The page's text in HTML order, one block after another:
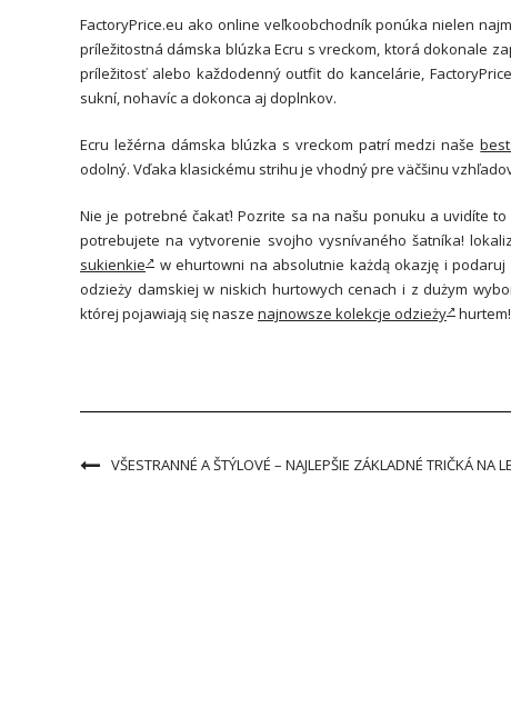
FactoryPrice.eu ako online veľkoobchodník ponúka nielen
príležitostná dámska blúzka Ecru s vreckom, ktorá dokonale
príležitosť alebo každodenný outfit do kancelárie,
sukní, nohavíc a dokonca aj doplnkov.
Ecru ležérna dámska blúzka s vreckom patrí medzi naše
odolný. Vďaka klasickému strihu je vhodný pre väčšinu
Nie je potrebné čakať! Pozrite sa na našu ponuku a uvidíte to
potrebujete na vytvorenie svojho vysnívaného šatníka!
sukienkie
w ehurtowni na absolutnie każdą okazję i
odzieży damskiej w niskich hurtowych cenach i z dużym
której pojawiają się nasze najnowsze kolekcje odzieży hurtem!
VŠESTRANNÉ A ŠTÝLOVÉ – NAJLEPŠIE ZÁKLADNÉ TRIČKÁ NA